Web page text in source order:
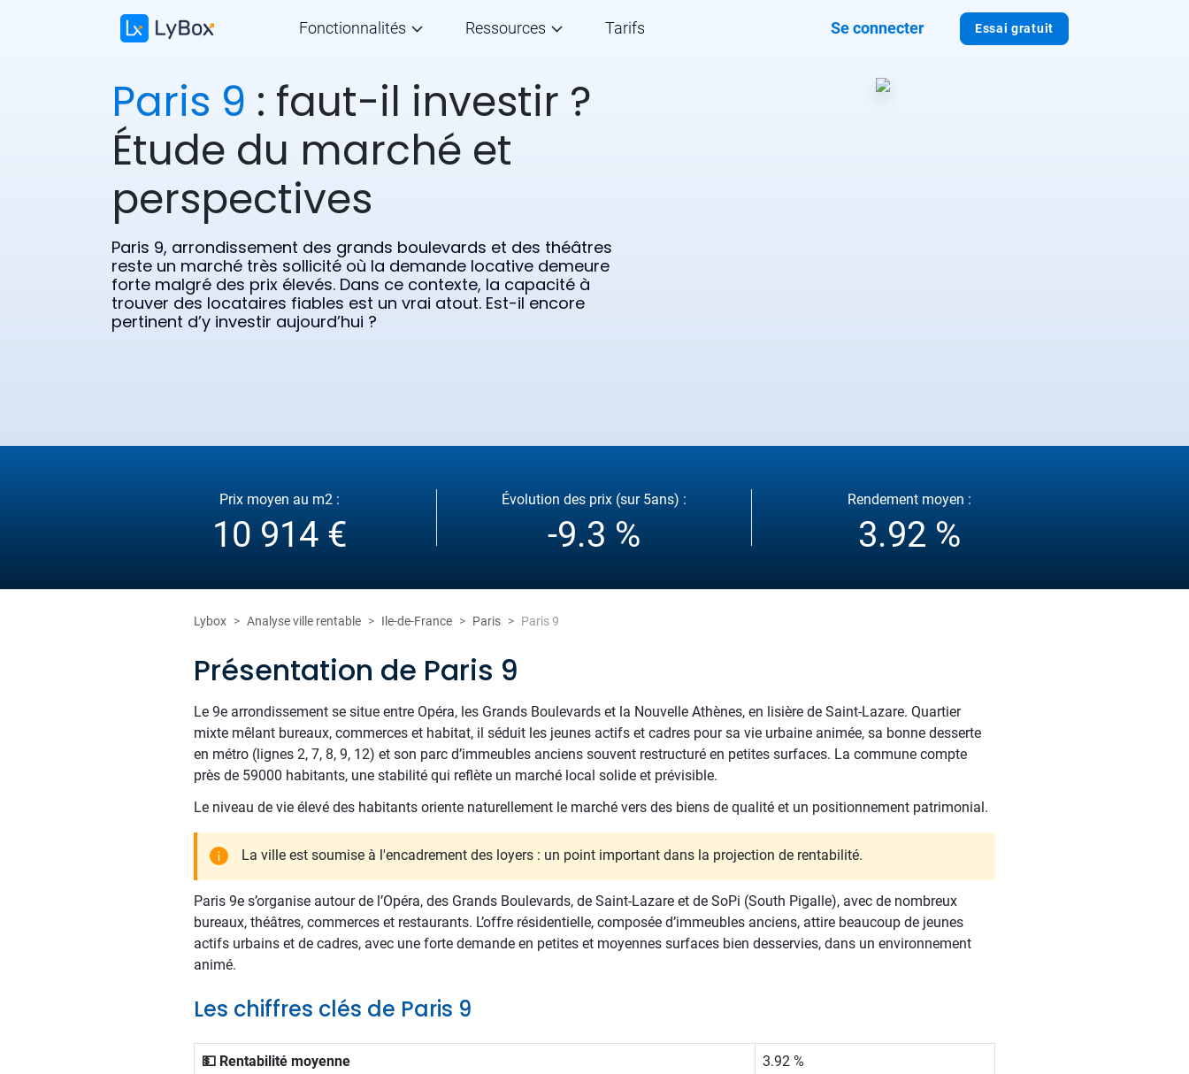
Essai gratuit
Fonctionnalités Ressources Tarifs Se connecter
Paris 9 : faut-il investir ?
Étude du marché et
perspectives
Paris 9, arrondissement des grands boulevards et des théâtres
reste un marché très sollicité où la demande locative demeure
forte malgré des prix élevés. Dans ce contexte, la capacité à
trouver des locataires fiables est un vrai atout. Est-il encore
pertinent d’y investir aujourd’hui ?
Prix moyen au m2 :
10 914 €
Évolution des prix (sur 5ans) :
-9.3 %
Rendement moyen :
3.92 %
Lybox Analyse ville rentable Ile-de-France Paris Paris 9
Présentation de Paris 9
Le 9e arrondissement se situe entre Opéra, les Grands Boulevards et la Nouvelle Athènes, en lisière de Saint-Lazare. Quartier
mixte mêlant bureaux, commerces et habitat, il séduit les jeunes actifs et cadres pour sa vie urbaine animée, sa bonne desserte
en métro (lignes 2, 7, 8, 9, 12) et son parc d’immeubles anciens souvent restructuré en petites surfaces. La commune compte
près de 59000 habitants, une stabilité qui reflète un marché local solide et prévisible.
Le niveau de vie élevé des habitants oriente naturellement le marché vers des biens de qualité et un positionnement patrimonial.
La ville est soumise à l'encadrement des loyers : un point important dans la projection de rentabilité.
Paris 9e s’organise autour de l’Opéra, des Grands Boulevards, de Saint-Lazare et de SoPi (South Pigalle), avec de nombreux
bureaux, théâtres, commerces et restaurants. L’offre résidentielle, composée d’immeubles anciens, attire beaucoup de jeunes
actifs urbains et de cadres, avec une forte demande en petites et moyennes surfaces bien desservies, dans un environnement
animé.
Les chiffres clés de Paris 9
💵 Rentabilité moyenne 3.92 %